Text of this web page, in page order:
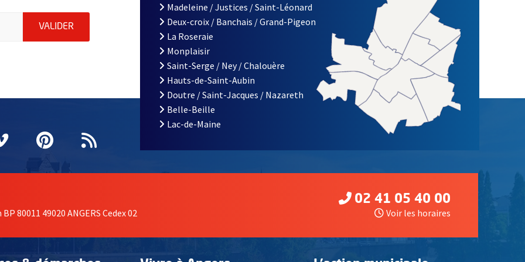
indiquez votre email (champ obligatoire)
VALIDERENVOYER MA DEMANDE D'INSCRIPTION À LA LETTRE D'INFORMATION DES ASSOCIATIONS DE LA VILLE
fenêtrefenêtre
une nouvelle fenêtre
Vimeo
, Ouvre une nouvelle fenêtre
Pinterest
, Ouvre une nouvelle fenêtre
Flux RSS
Madeleine / Justices / Saint-Léonard
Deux-croix / Banchais / Grand-Pigeon
La Roseraie
Monplaisir
Saint-Serge / Ney / Chalouère
Hauts-de-Saint-Aubin
Doutre / Saint-Jacques / Nazareth
Belle-Beille
Lac-de-Maine
80011 49020 ANGERS Cedex 02
02 41 05 40 00
Voir les horaires